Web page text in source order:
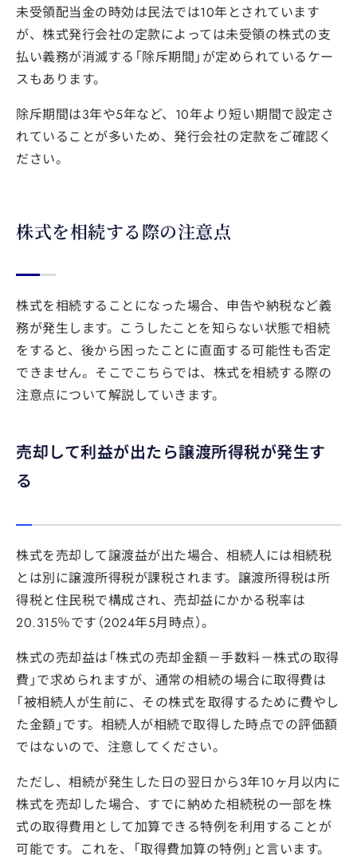
未受領配当金の時効は民法では10年とされています
が、株式発行会社の定款によっては未受領の株式の支
払い義務が消滅する「除斥期間」が定められているケー
スもあります。
除斥期間は3年や5年など、10年より短い期間で設定さ
れていることが多いため、発行会社の定款をご確認く
ださい。
株式を相続する際の注意点
株式を相続することになった場合、申告や納税など義
務が発生します。こうしたことを知らない状態で相続
をすると、後から困ったことに直面する可能性も否定
できません。そこでこちらでは、株式を相続する際の
注意点について解説していきます。
売却して利益が出たら譲渡所得税が発生す
る
株式を売却して譲渡益が出た場合、相続人には相続税
とは別に譲渡所得税が課税されます。譲渡所得税は所
得税と住民税で構成され、売却益にかかる税率は
20.315％です（2024年5月時点）。
株式の売却益は「株式の売却金額－手数料－株式の取得
費」で求められますが、通常の相続の場合に取得費は
「被相続人が生前に、その株式を取得するために費やし
た金額」です。相続人が相続で取得した時点での評価額
ではないので、注意してください。
ただし、相続が発生した日の翌日から3年10ヶ月以内に
株式を売却した場合、すでに納めた相続税の一部を株
式の取得費用として加算できる特例を利用することが
可能です。これを、「取得費加算の特例」と言います。